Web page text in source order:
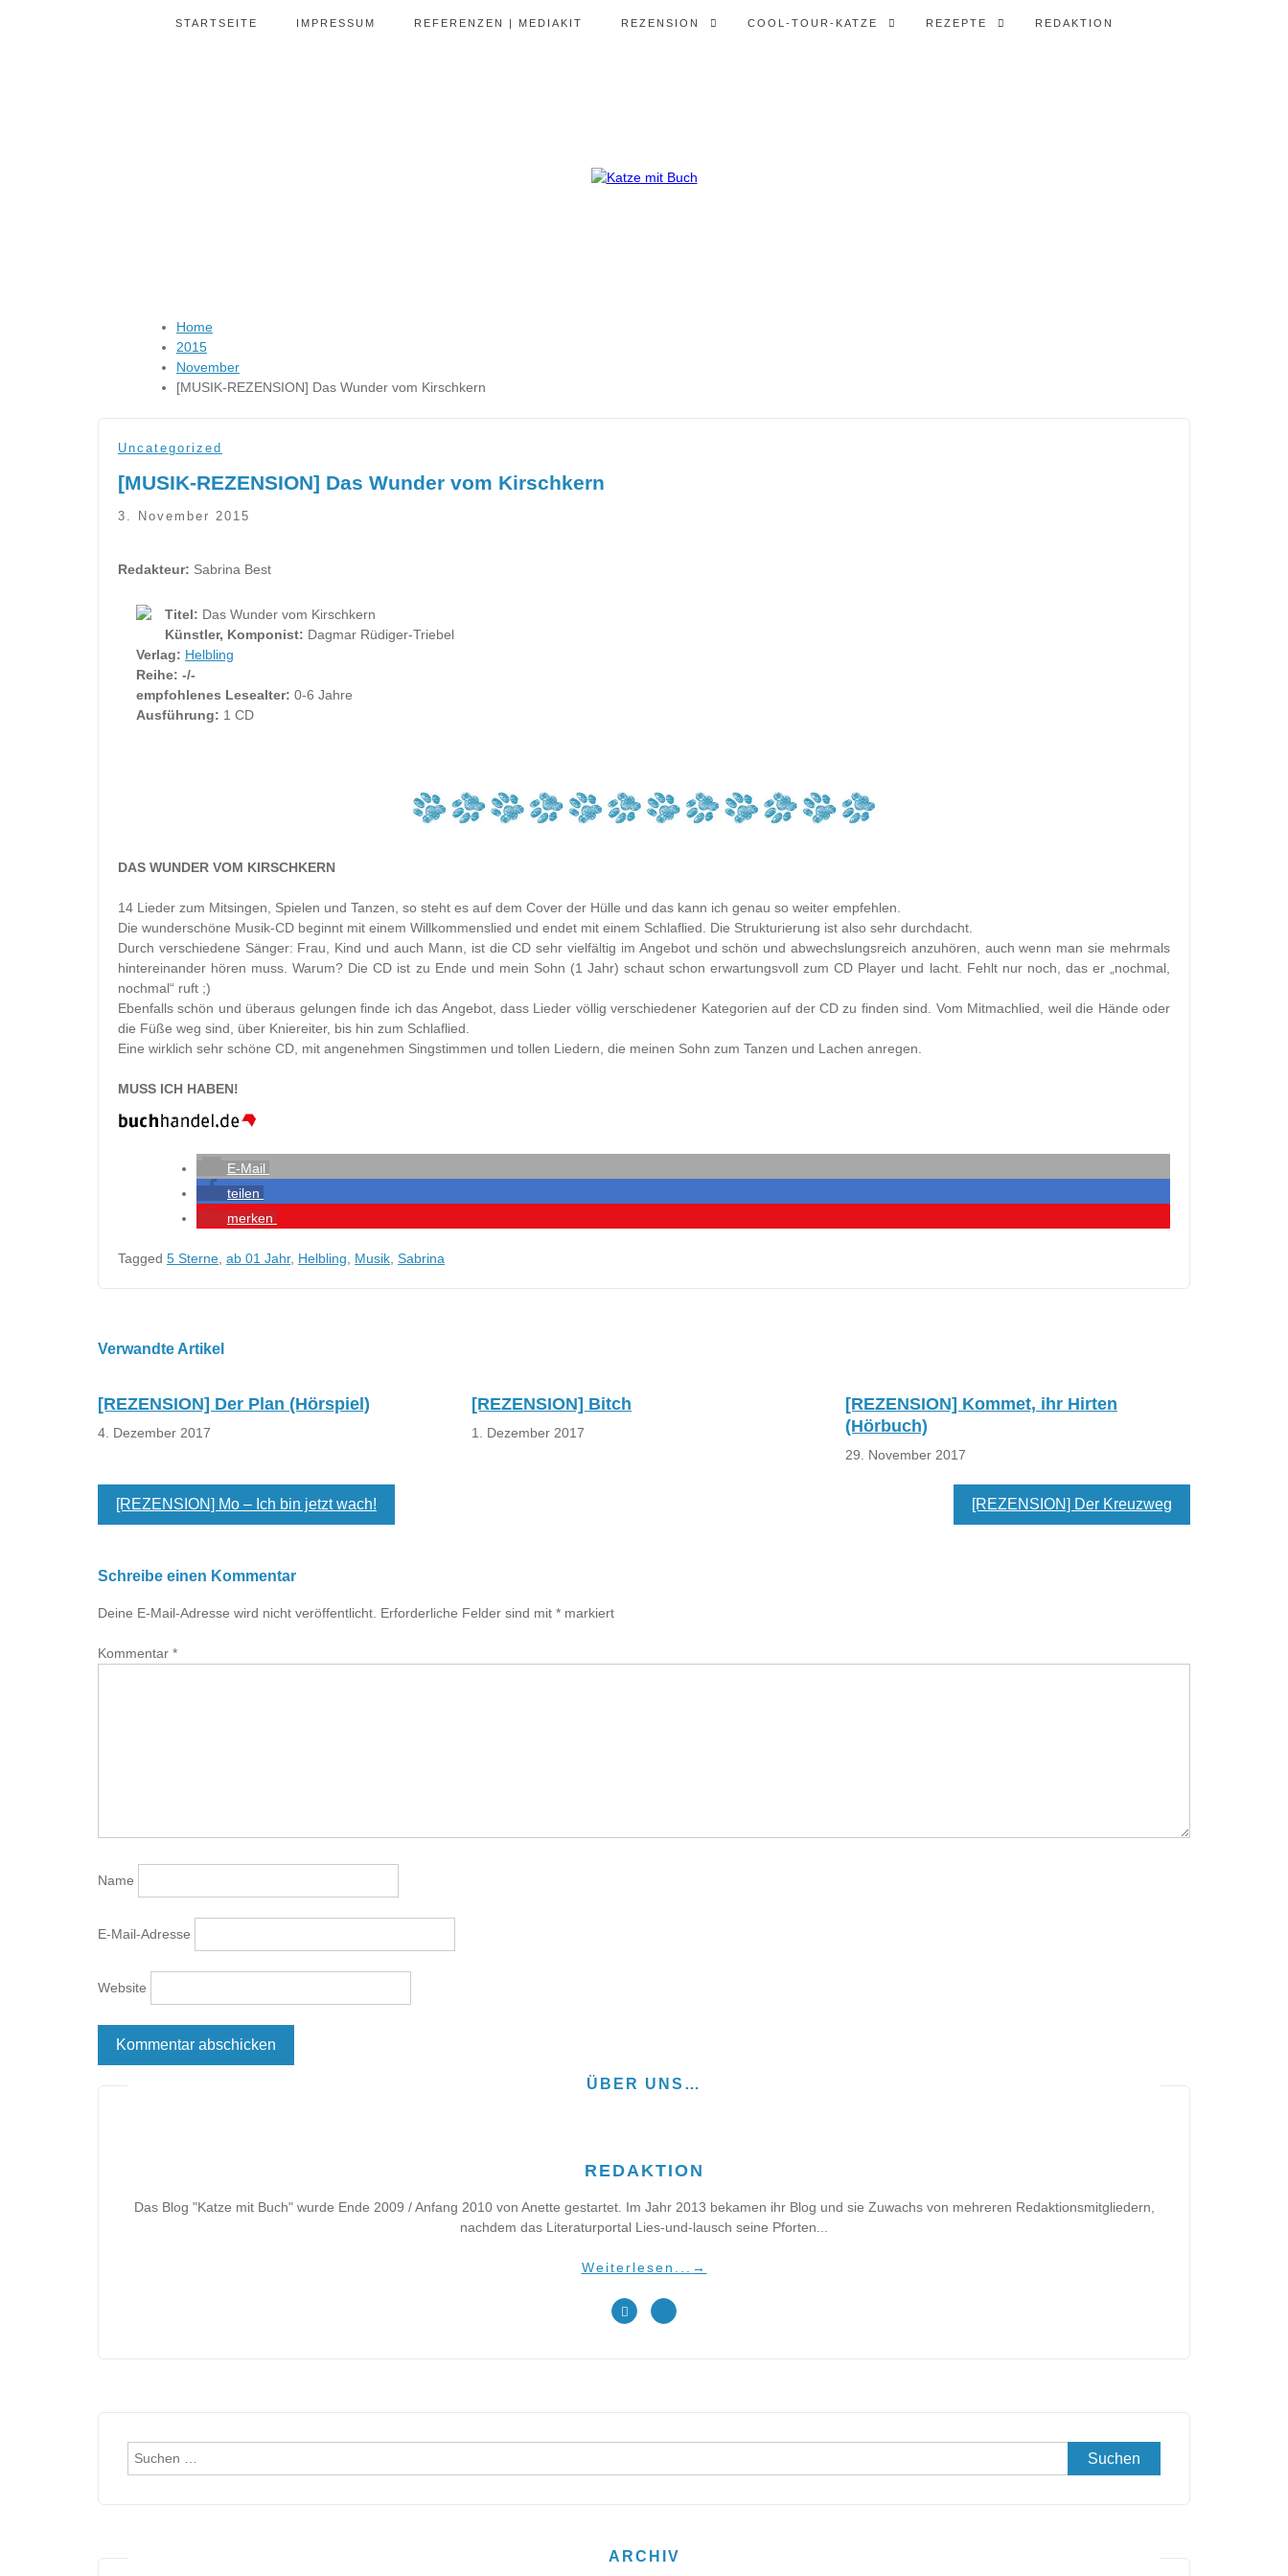
STARTSEITE IMPRESSUM REFERENZEN | MEDIAKIT REZENSION COOL-TOUR-KATZE REZEPTE REDAKTION
Home
2015
November
[MUSIK-REZENSION] Das Wunder vom Kirschkern
Uncategorized
[MUSIK-REZENSION] Das Wunder vom Kirschkern
3. November 2015
Redakteur: Sabrina Best
Titel: Das Wunder vom Kirschkern
Künstler, Komponist: Dagmar Rüdiger-Triebel
Verlag: Helbling
Reihe: -/-
empfohlenes Lesealter: 0-6 Jahre
Ausführung: 1 CD
DAS WUNDER VOM KIRSCHKERN
14 Lieder zum Mitsingen, Spielen und Tanzen, so steht es auf dem Cover der Hülle und das kann ich genau so weiter empfehlen.
Die wunderschöne Musik-CD beginnt mit einem Willkommenslied und endet mit einem Schlaflied. Die Strukturierung ist also sehr durchdacht.
Durch verschiedene Sänger: Frau, Kind und auch Mann, ist die CD sehr vielfältig im Angebot und schön und abwechslungsreich anzuhören, auch wenn man sie mehrmals
hintereinander hören muss. Warum? Die CD ist zu Ende und mein Sohn (1 Jahr) schaut schon erwartungsvoll zum CD Player und lacht. Fehlt nur noch, das er „nochmal,
nochmal“ ruft ;)
Ebenfalls schön und überaus gelungen finde ich das Angebot, dass Lieder völlig verschiedener Kategorien auf der CD zu finden sind. Vom Mitmachlied, weil die Hände oder
die Füße weg sind, über Kniereiter, bis hin zum Schlaflied.
Eine wirklich sehr schöne CD, mit angenehmen Singstimmen und tollen Liedern, die meinen Sohn zum Tanzen und Lachen anregen.
MUSS ICH HABEN!
E-Mail
teilen
merken
Tagged 5 Sterne ab 01 Jahr, Helbling Musik Sabrina
Verwandte Artikel
[REZENSION] Der Plan (Hörspiel)
4. Dezember 2017
[REZENSION] Bitch
1. Dezember 2017
[REZENSION] Kommet, ihr Hirten
(Hörbuch)
29. November 2017
Beitragsnavigation
[REZENSION] Mo – Ich bin jetzt wach! [REZENSION] Der Kreuzweg
Schreibe einen Kommentar
Deine E-Mail-Adresse wird nicht veröffentlicht. Erforderliche Felder sind mit * markiert
Kommentar *
Name
E-Mail-Adresse
Website
ÜBER UNS…
REDAKTION
Das Blog "Katze mit Buch" wurde Ende 2009 / Anfang 2010 von Anette gestartet. Im Jahr 2013 bekamen ihr Blog und sie Zuwachs von mehreren Redaktionsmitgliedern,
nachdem das Literaturportal Lies-und-lausch seine Pforten...
Weiterlesen... →
Suchen
ARCHIV